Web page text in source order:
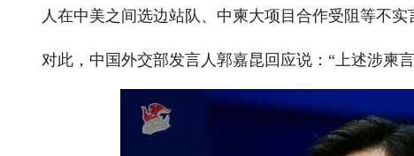
人在中美之间选边站队、中柬大项目合作受阻等不
对此，中国外交部发言人郭嘉昆回应说：“上述涉柬